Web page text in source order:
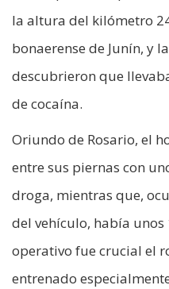
la altura del kilómetro
bonaerense de Junín, y
descubrieron que
de cocaína.
Oriundo de Rosario, el
entre sus piernas con
droga, mientras que,
del vehículo, había unos
operativo fue crucial el
entrenado